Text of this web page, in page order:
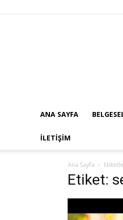
ANA SAYFA
İLETIŞIM
Ana Sayfa
Etiket: